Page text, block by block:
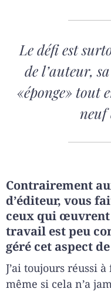
Le défi est
de l’auteur,
«éponge» tout
neuf
Contrairement
d’éditeur, vous
ceux qui œuvrent
travail est peu
géré cet aspect
J’ai toujours réussi
même si cela n’a